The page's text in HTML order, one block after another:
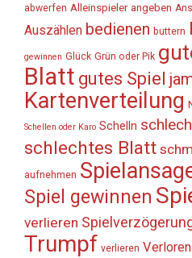
abwerfen Alleinspieler angeben
Auszählen bedienen buttern
gewinnen Glück Grün oder Pik
Blatt gutes Spiel
Kartenverteilung
Schellen oder Karo Schelln
schlechtes Blatt
aufnehmen
Spiel gewinnen
verlieren
Trumpf verlieren Verloren